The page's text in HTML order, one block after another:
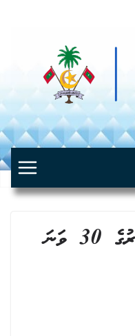
ކައުންސިލްގެ4 ވަނަ ދައުރުގެ 30 ވަނަ